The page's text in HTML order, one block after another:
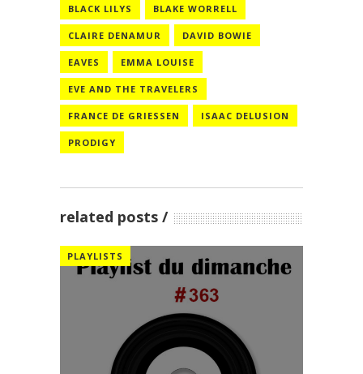
BLACK LILYS BLAKE WORRELL
CLAIRE DENAMUR DAVID BOWIE
EAVES EMMA LOUISE
EVE AND THE TRAVELERS
FRANCE DE GRIESSEN ISAAC DELUSION
PRODIGY
related posts
PLAYLISTS